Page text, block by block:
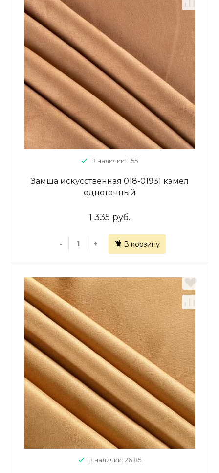
В наличии: 1.55
Замша искусственная 018-01931 кэмел
однотонный
1 335 руб.
- + В корзину
В наличии: 26.85